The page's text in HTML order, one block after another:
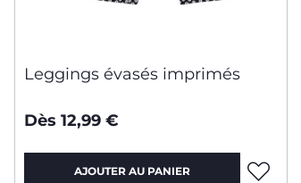
Leggings évasés imprimés
Dès 12,99 €
AJOUTER AU PANIER